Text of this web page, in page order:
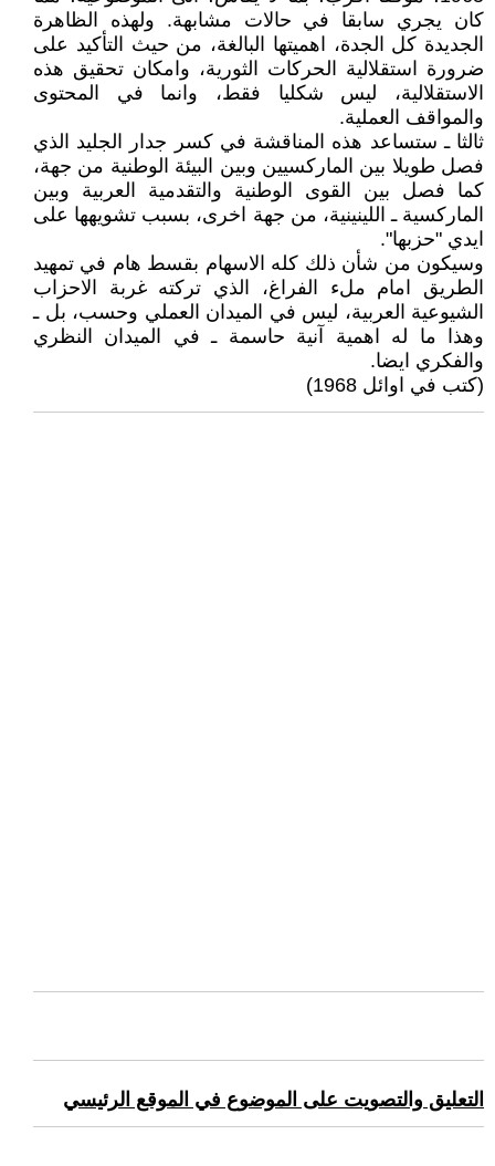
كان يجري سابقا في حالات مشابهة. ولهذه الظاهرة
الجديدة كل الجدة، اهميتها البالغة، من حيث التأكيد على
ضرورة استقلالية الحركات الثورية، وامكان تحقيق هذه
الاستقلالية، ليس شكليا فقط، وانما في المحتوى
والمواقف العملية.
ثالثا ـ ستساعد هذه المناقشة في كسر جدار الجليد الذي
فصل طويلا بين الماركسيين وبين البيئة الوطنية من جهة،
كما فصل بين القوى الوطنية والتقدمية العربية وبين
الماركسية ـ اللينينية، من جهة اخرى، بسبب تشويهها على
ايدي "حزبها".
وسيكون من شأن ذلك كله الاسهام بقسط هام في تمهيد
الطريق امام ملء الفراغ، الذي تركته غربة الاحزاب
الشيوعية العربية، ليس في الميدان العملي وحسب، بل ـ
وهذا ما له اهمية آنية حاسمة ـ في الميدان النظري
والفكري ايضا.
(كتب في اوائل 1968)
التعليق والتصويت على الموضوع في الموقع الرئيسي